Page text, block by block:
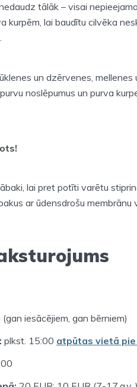
tālāk – visai
kurpēm, lai baudītu cilvēka
un dzērvenes,
noslēpumus un purva
lai pret potīti varētu
ar ūdensdrošu membrānu
iesācējiem, gan bērniem)
plkst. 15:00 atpūtas vietā pie